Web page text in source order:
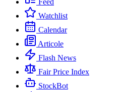
Feed
Watchlist
Calendar
Articole
Flash News
Fair Price Index
StockBot